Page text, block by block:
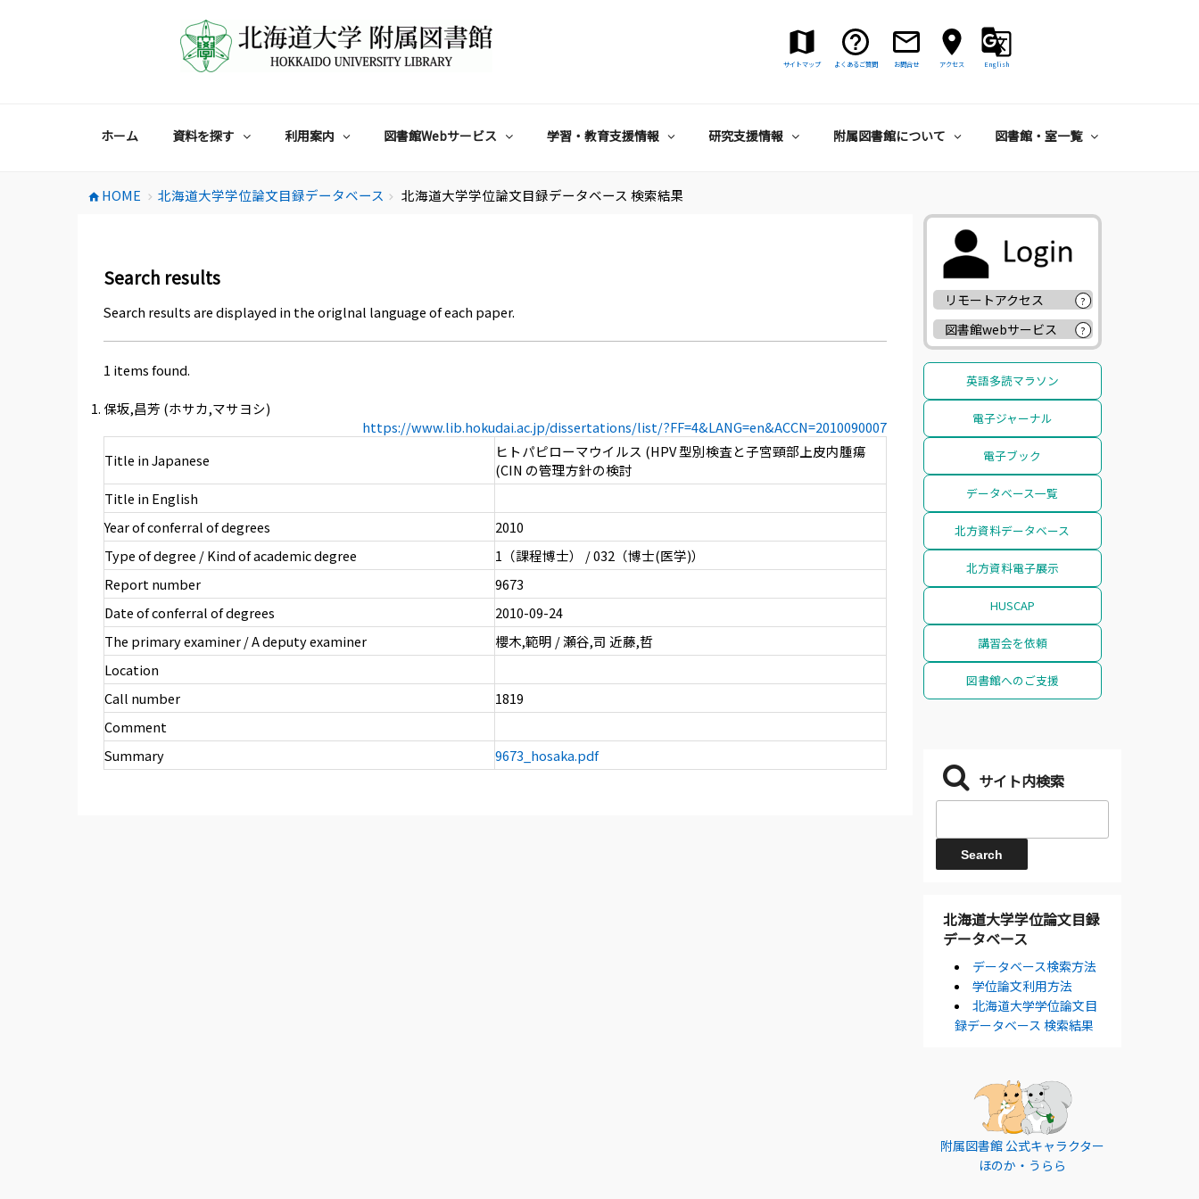
サイトマップ よくあるご質問 お問合せ アクセス English
ホーム 資料を探す 利用案内 図書館Webサービス 学習・教育支援情報 研究支援情報 附属図書館について 図書館・室一覧
home HOME chevron_right 北海道大学学位論文目録データベース chevron_right 北海道大学学位論文目録データベース 検索結果
Search results
Search results are displayed in the origlnal language of each paper.
1 items found.
保坂,昌芳 (ホサカ,マサヨシ)
https://www.lib.hokudai.ac.jp/dissertations/list/?FF=4&LANG=en&ACCN=2010090007
Title in Japanese
ヒトパピローマウイルス (HPV 型別検査と子宮頸部上皮内腫瘍
(CIN の管理方針の検討
Title in English
Year of conferral of degrees
2010
Type of degree / Kind of academic degree
1（課程博士） / 032（博士(医学)）
Report number
9673
Date of conferral of degrees
2010-09-24
The primary examiner / A deputy examiner
櫻木,範明 / 瀬谷,司 近藤,哲
Location
Call number
1819
Comment
Summary
9673_hosaka.pdf
リモートアクセス ?
図書館webサービス ?
英語多読マラソン
電子ジャーナル
電子ブック
データベース一覧
北方資料データベース
北方資料電子展示
HUSCAP
講習会を依頼
図書館へのご支援
サイト内検索
北海道大学学位論文目録
データベース
データベース検索方法
学位論文利用方法
北海道大学学位論文目
録データベース 検索結果
附属図書館 公式キャラクター
ほのか・うらら